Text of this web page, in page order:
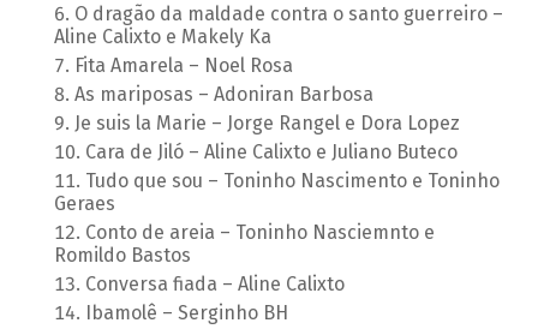
O dragão da maldade contra o santo guerreiro –
Aline Calixto e Makely Ka
Fita Amarela – Noel Rosa
As mariposas – Adoniran Barbosa
Je suis la Marie – Jorge Rangel e Dora Lopez
Cara de Jiló – Aline Calixto e Juliano Buteco
Tudo que sou – Toninho Nascimento e Toninho
Geraes
Conto de areia – Toninho Nasciemnto e
Romildo Bastos
Conversa fiada – Aline Calixto
Ibamolê – Serginho BH